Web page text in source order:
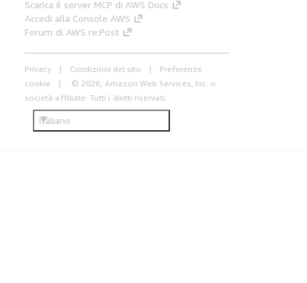
Scarica il server MCP di AWS Docs
Accedi alla Console AWS
Forum di AWS re:Post
Privacy Condizioni del sito
Preferenze
cookie
© 2026, Amazon Web Services, Inc. o
società affiliate. Tutti i diritti riservati.
Italiano